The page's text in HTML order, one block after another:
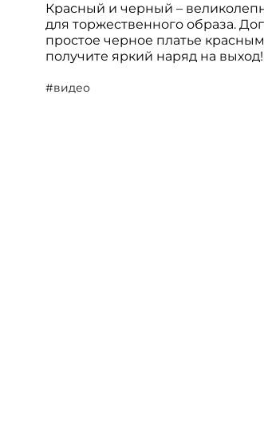
Красный и черный –
для торжественного образа.
простое черное платье
получите яркий наряд на выход!
#видео